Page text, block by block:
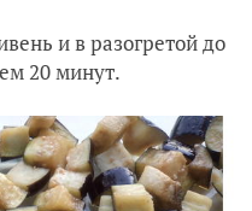
и в разогретой до
20 минут.